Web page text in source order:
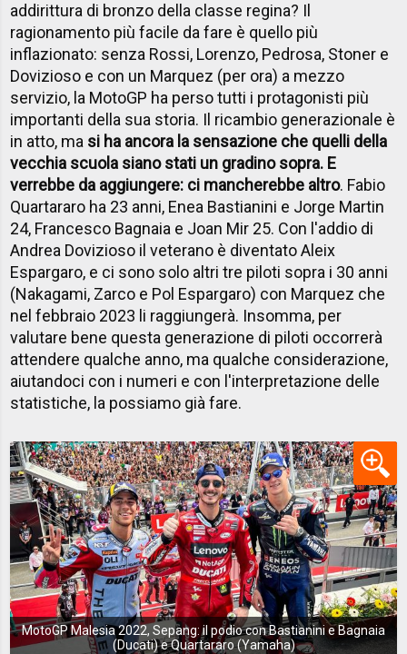
addirittura di bronzo della classe regina? Il
ragionamento più facile da fare è quello più
inflazionato: senza Rossi, Lorenzo, Pedrosa, Stoner e
Dovizioso e con un Marquez (per ora) a mezzo
servizio, la MotoGP ha perso tutti i protagonisti più
importanti della sua storia. Il ricambio generazionale è
in atto, ma si ha ancora la sensazione che quelli della
vecchia scuola siano stati un gradino sopra. E
verrebbe da aggiungere: ci mancherebbe altro. Fabio
Quartararo ha 23 anni, Enea Bastianini e Jorge Martin
24, Francesco Bagnaia e Joan Mir 25. Con l'addio di
Andrea Dovizioso il veterano è diventato Aleix
Espargaro, e ci sono solo altri tre piloti sopra i 30 anni
(Nakagami, Zarco e Pol Espargaro) con Marquez che
nel febbraio 2023 li raggiungerà. Insomma, per
valutare bene questa generazione di piloti occorrerà
attendere qualche anno, ma qualche considerazione,
aiutandoci con i numeri e con l'interpretazione delle
statistiche, la possiamo già fare.
MotoGP Malesia 2022, Sepang: il podio con Bastianini e Bagnaia
(Ducati) e Quartararo (Yamaha)